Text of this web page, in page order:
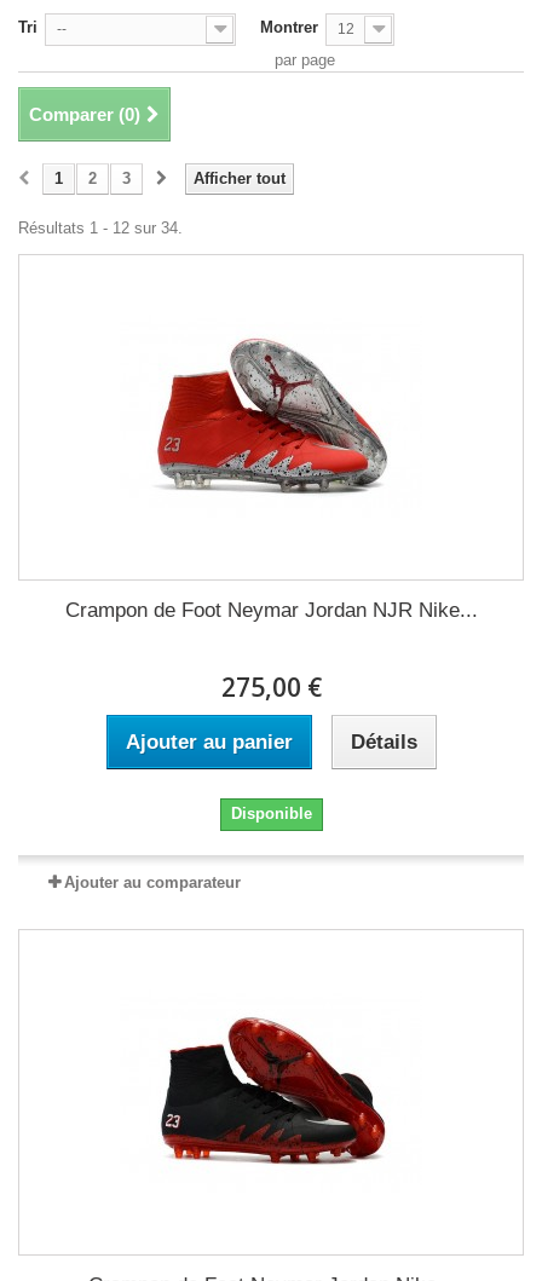
Tri -- Montrer 12
par page
Comparer (0)
Afficher tout
1 2 3
Résultats 1 - 12 sur 34.
Crampon de Foot Neymar Jordan NJR Nike...
275,00 €
Ajouter au panier Détails
Disponible
Ajouter au comparateur